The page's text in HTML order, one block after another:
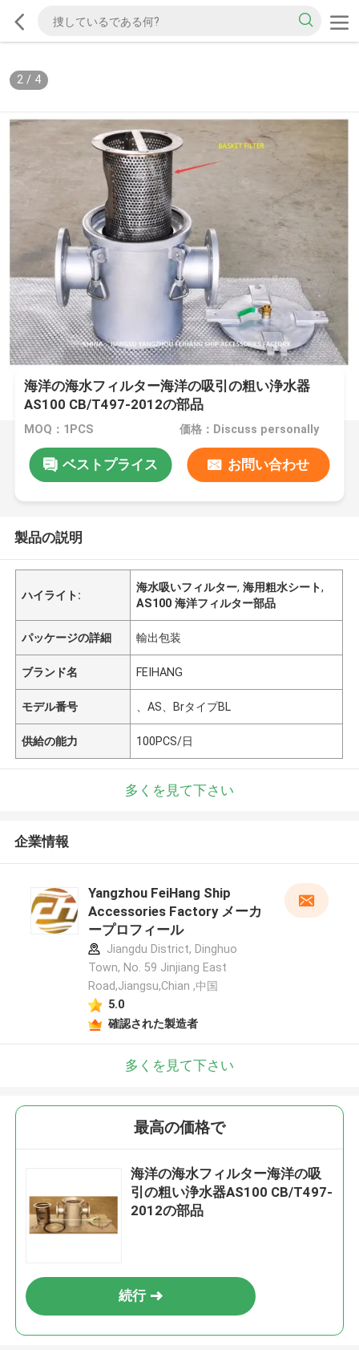
2/ 4
海洋の海水フィルター海洋の吸引の粗い浄水器
AS100 CB/T497-2012の部品
MOQ：1PCS 価格：Discuss personally
ベストプライス お問い合わせ
製品の説明
ハイライト:
海水吸いフィルター,海用粗水シート,
AS100 海洋フィルター部品
パッケージの詳細 輸出包装
ブランド名 FEIHANG
モデル番号 、AS、BrタイプBL
供給の能力 100PCS/日
多くを見て下さい
企業情報
Yangzhou FeiHang Ship
Accessories Factory メーカ
ープロフィール
Jiangdu District, Dinghuo
Town, No. 59 Jinjiang East
Road,Jiangsu,Chian ,中国
5.0
確認された製造者
多くを見て下さい
最高の価格で
海洋の海水フィルター海洋の吸
引の粗い浄水器AS100 CB/T497-
2012の部品
続行